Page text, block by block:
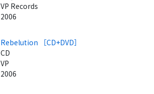
VP Records
2006
Rebelution ［CD+DVD］
CD
VP
2006